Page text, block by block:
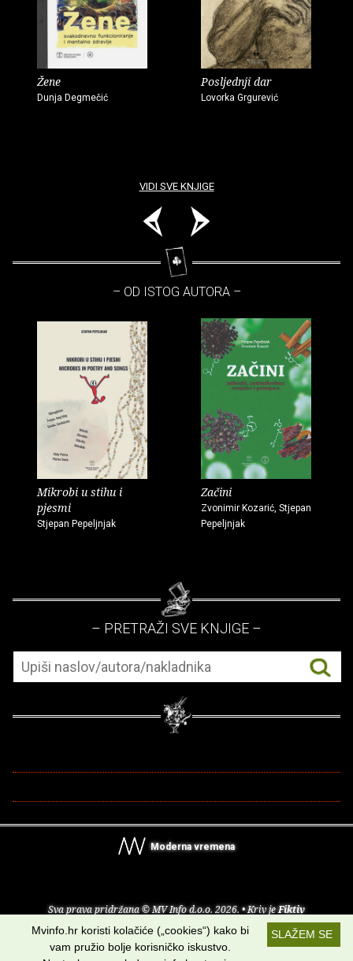
Žene
Dunja Degmečić
Posljednji dar
Lovorka Grgurević
VIDI SVE KNJIGE
– OD ISTOG AUTORA –
Mikrobi u stihu i
pjesmi
Stjepan Pepeljnjak
Začini
Zvonimir Kozarić, Stjepan
Pepeljnjak
– PRETRAŽI SVE KNJIGE –
Moderna vremena
Sva prava pridržana © MV Info d.o.o. 2026. • Kriv jeFiktiv
Uvjeti korištenja RSS kanaliSLAŽEM SE
Mvinfo.hr koristi kolačiće („cookies“) kako bi
vam pružio bolje korisničko iskustvo.